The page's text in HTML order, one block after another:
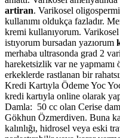
artiran. Varikosel
kullanımı oldukça fazladır.
kremi kullanıyorum.
istıyorum bursadan yazıorum
merhaba ultrasonda grad 2
hareketsizlik var ne yapmamı
erkeklerde rastlanan bir
Kredi Kartıyla Ödeme Yoc
kredi kartıyla online olarak
Damla: 50 cc olan Cerise
Gökhun Özmerdiven. Buna
kalınlığı, hidrosel veya eski